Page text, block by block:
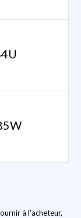
à l'acheteur,